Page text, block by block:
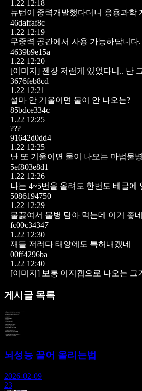
1.22 12:18
뉴턴이 중력개발했다더니 응용과학
46daffaf8c
1.22 12:19
무중력 공간에서 사용 가능하답니다.
4639b9e15a
1.22 12:20
[이미지] 젠장 저런게 있었다니.. 난
3676feb8cd
1.22 12:21
설마 안 기울이면 물이 안 나오는?
85bdce334c
1.22 12:25
???
91642d0dd4
1.22 12:25
난 또 기울이면 물이 나오는 마법물
5ef803e8d1
1.22 12:26
나는 4~5번을 올려도 한번도 베글에
5086194750
1.22 12:29
물끓여서 물병 담아 먹는데 이거 좋
fc00c34347
1.22 12:30
쟤들 저러다 태양에도 특허내겠네
00ff4296ba
1.22 12:40
[이미지] 보통 이지캡으로 나오는 그
게시글 목록
뇌성능 끌어 올리는법
2026-02-09
23